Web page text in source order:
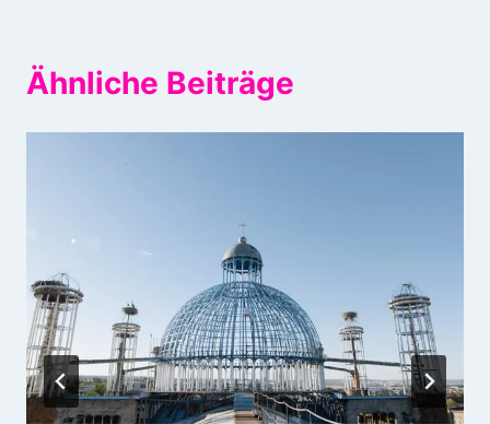
Ähnliche Beiträge